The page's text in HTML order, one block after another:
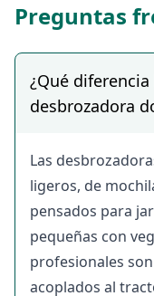
100% directo con
Encuentra
semanas, con
entrega a
Tipos
Preguntas
¿Qué
desbrozadora
Las
ligeros, de
pensados para
pequeñas con
profesionales
acoplados al